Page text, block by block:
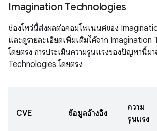
Imagination Technologies
ช่องโหว่นี้ส่งผลต่อคอมโพเนนต์ของ
และดูรายละเอียดเพิ่มเติมได้จาก Imagination
โดยตรง การประเมินความรุนแรงของปัญหานี้ม
Technologies โดยตรง
CVE ข้อมูลอ้างอิง
ความ
รุนแรง